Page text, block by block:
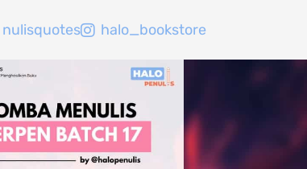
nulisquotes halo_bookstore